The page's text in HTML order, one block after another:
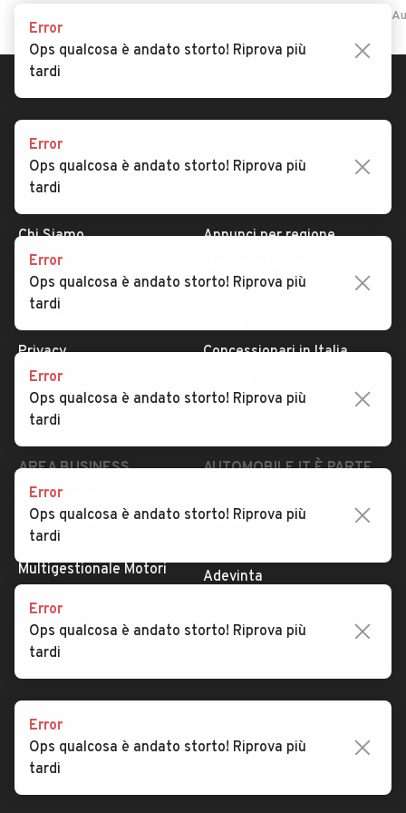
Chi Siamo
Serve aiuto?
Dati identificativi
Privacy
Impostazioni Privacy
Security
Annunci per regione
Tutte le auto usate
Concessionari in Italia
Valutazione auto
AREA BUSINESS
Registrazione
concessionario
Multigestionale Motori
AUTOMOBILE.IT È PARTE
subito.it
Adevinta
SEGUICI
Copyright © 2023 Marktplaats B.V. Tutti i diritti riservati.
Marktplaats B.V. - P.IVA 803.603.307.B.01
Error
Ops qualcosa è andato storto! Riprova più
tardi
Error
Ops qualcosa è andato storto! Riprova più
tardi
Error
Ops qualcosa è andato storto! Riprova più
tardi
Error
Ops qualcosa è andato storto! Riprova più
tardi
Error
Ops qualcosa è andato storto! Riprova più
tardi
Error
Ops qualcosa è andato storto! Riprova più
tardi
Error
Ops qualcosa è andato storto! Riprova più
tardi